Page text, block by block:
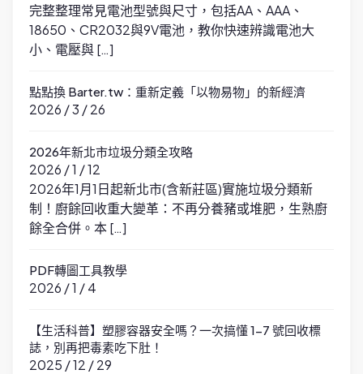
完整整理常見電池型號與尺寸，包括AA、AAA、
18650、CR2032與9V電池，教你快速辨識電池大
小、電壓與 […]
點點換 Barter.tw：重新定義「以物易物」的新經濟
2026 / 3 / 26
2026年新北市垃圾分類全攻略
2026 / 1 / 12
2026年1月1日起新北市(含新莊區)實施垃圾分類新
制！廚餘回收重大變革：不再分養豬或堆肥，生熟廚
餘全合併。本 […]
PDF轉圖工具教學
2026 / 1 / 4
【生活科普】塑膠容器安全嗎？一次搞懂 1-7 號回收標
誌，別再把毒素吃下肚！
2025 / 12 / 29